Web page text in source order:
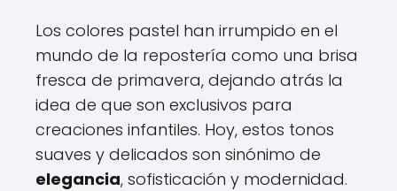
Los colores pastel han irrumpido en el
mundo de la repostería como una brisa
fresca de primavera, dejando atrás la
idea de que son exclusivos para
creaciones infantiles. Hoy, estos tonos
suaves y delicados son sinónimo de
elegancia, sofisticación y modernidad.